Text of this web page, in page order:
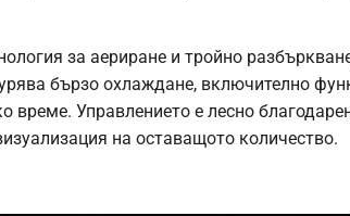
за аериране и тройно
бързо охлаждане, включително
време. Управлението е лесно
на оставащото количество.